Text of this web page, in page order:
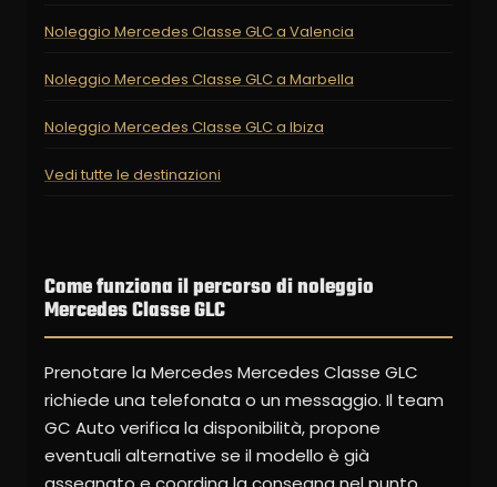
Noleggio Mercedes Classe GLC a Valencia
Noleggio Mercedes Classe GLC a Marbella
Noleggio Mercedes Classe GLC a Ibiza
Vedi tutte le destinazioni
Come funziona il percorso di noleggio
Mercedes Classe GLC
Prenotare la Mercedes Mercedes Classe GLC
richiede una telefonata o un messaggio. Il team
GC Auto verifica la disponibilità, propone
eventuali alternative se il modello è già